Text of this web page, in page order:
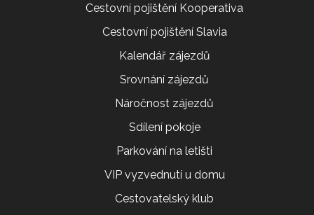
Cestovní pojištění Kooperativa
Cestovní pojištění Slavia
Kalendář zájezdů
Srovnání zájezdů
Náročnost zájezdů
Sdílení pokoje
Parkování na letišti
VIP vyzvednutí u domu
Cestovatelský klub